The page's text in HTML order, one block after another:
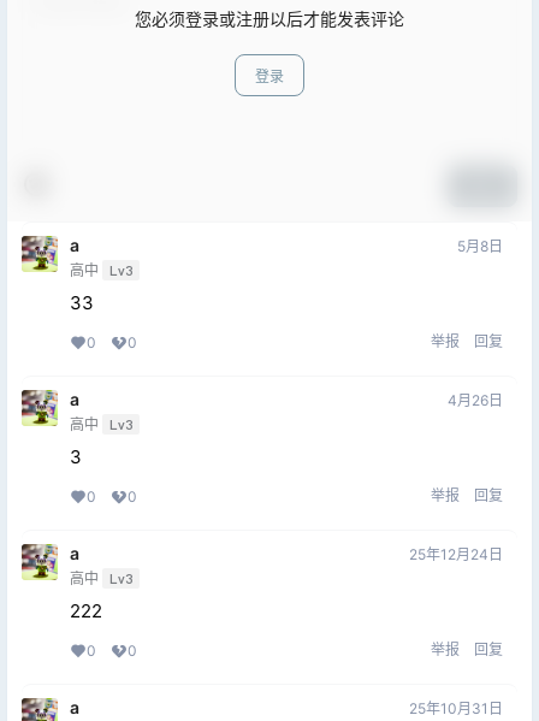
您必须登录或注册以后才能发表评论
登录
a
高中 Lv3
5月8日
33
0 0 举报 回复
a
高中 Lv3
4月26日
3
0 0 举报 回复
a
高中 Lv3
25年12月24日
222
0 0 举报 回复
a 25年10月31日